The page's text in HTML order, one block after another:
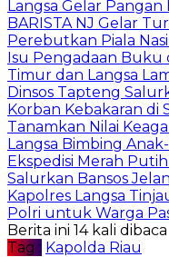
Langsa Gelar Pangan
BARISTA NJ Gelar
Perebutkan Piala
Isu Pengadaan Buku
Timur dan Langsa
Dinsos Tapteng
Korban Kebakaran di
Tanamkan Nilai
Langsa Bimbing
Ekspedisi Merah
Salurkan Bansos
Kapolres Langsa
Polri untuk Warga
Berita ini 14 kali dibaca
Tag : Kapolda Riau